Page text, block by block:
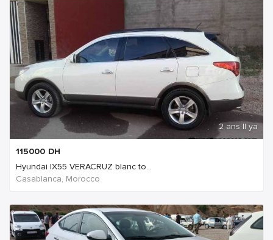
2 ans Il ya
115000 DH
Hyundai IX55 VERACRUZ blanc to...
Casablanca, Morocco